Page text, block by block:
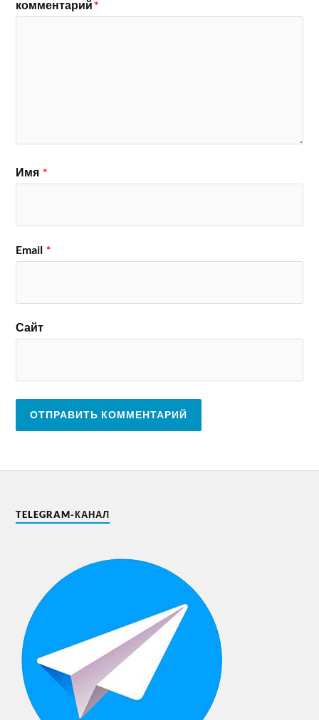
комментарий*
Имя *
Email *
Сайт
TELEGRAM-КАНАЛ